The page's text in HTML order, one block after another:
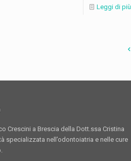
Leggi di più
Crescini a Brescia della Dott.ssa Cristina
specializzata nell’odontoiatria e nelle cure